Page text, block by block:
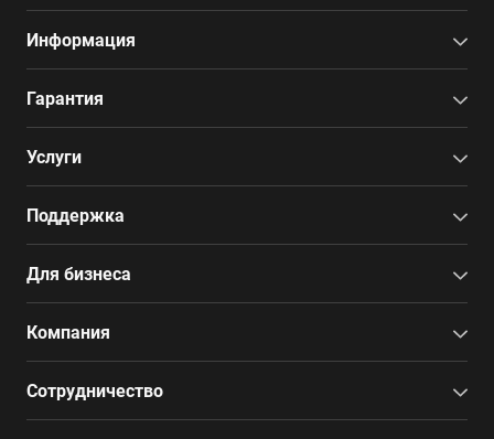
Информация
Гарантия
Услуги
Поддержка
Для бизнеса
Компания
Сотрудничество